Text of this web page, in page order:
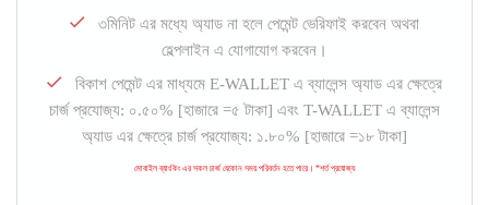
৩মিনিট এর মধ্যে অ্যাড না হলে পেমেন্ট ভেরিফাই করবেন অথবা
হেল্পলাইন এ যোগাযোগ করবেন।
বিকাশ পেমেন্ট এর মাধ্যমে E-WALLET এ ব্যালেন্স অ্যাড এর ক্ষেত্রে
চার্জ প্রযোজ্য: ০.৫০% [হাজারে =৫ টাকা] এবং T-WALLET এ ব্যালেন্স
অ্যাড এর ক্ষেত্রে চার্জ প্রযোজ্য: ১.৮০% [হাজারে =১৮ টাকা]
মোবাইল ব্যাংকিং এর সকল চার্জ যেকোন সময় পরিবর্তন হতে পারে। *শর্ত প্রযোজ্য